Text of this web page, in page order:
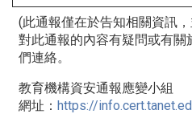
(此通報僅在於告知相關資訊，
對此通報的內容有疑問或有關
們連絡。
教育機構資安通報應變小組
網址： https://info.cert.tanet.